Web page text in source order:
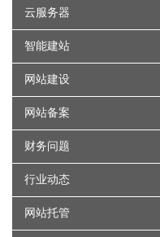
云服务器
智能建站
网站建设
网站备案
财务问题
行业动态
网站托管